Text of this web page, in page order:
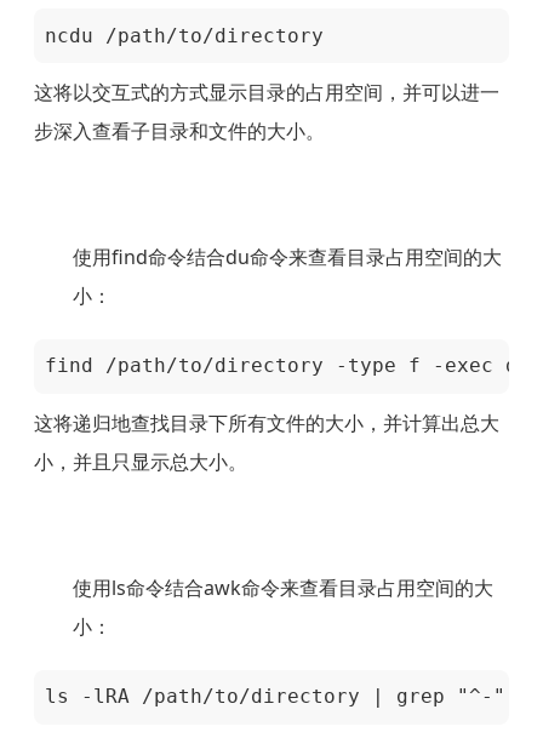
ncdu /path/to/directory
这将以交互式的方式显示目录的占用空间，并可以进一
步深入查看子目录和文件的大小。
使用find命令结合du命令来查看目录占用空间的大
小：
find /path/to/directory -type f -exec du
这将递归地查找目录下所有文件的大小，并计算出总大
小，并且只显示总大小。
使用ls命令结合awk命令来查看目录占用空间的大
小：
ls -lRA /path/to/directory | grep "^-" |